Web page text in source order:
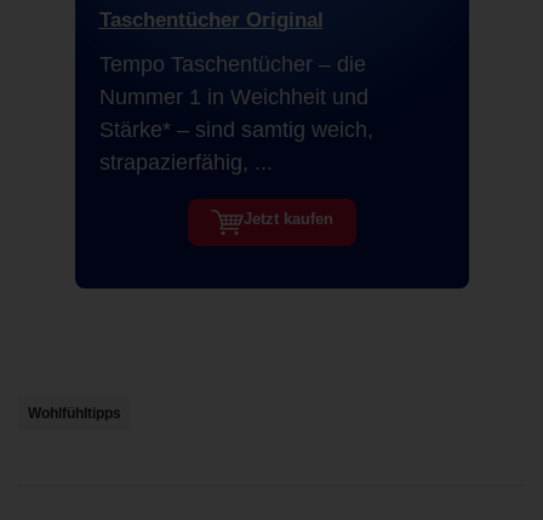
Taschentücher Original
Tempo Taschentücher – die
Nummer 1 in Weichheit und
Stärke* – sind samtig weich,
strapazierfähig, ...
Jetzt kaufen
Wohlfühltipps